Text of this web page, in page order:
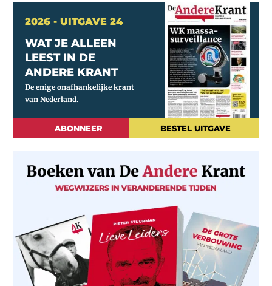
2026 - UITGAVE 24
WAT JE ALLEEN
LEEST IN DE
ANDERE KRANT
ABONNEER BESTEL UITGAVE